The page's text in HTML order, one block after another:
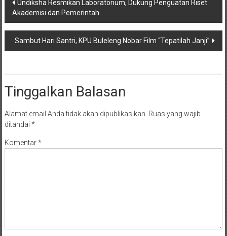
pos
Undiksha Resmikan Laboratorium, Dukung Penguatan Riset
Akademisi dan Pemerintah
Sambut Hari Santri, KPU Buleleng Nobar Film “Tepatilah Janji”
Tinggalkan Balasan
Alamat email Anda tidak akan dipublikasikan. Ruas yang wajib
ditandai *
Komentar*